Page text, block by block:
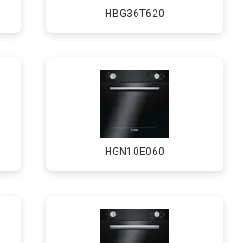
HBG36T620
HGN10E060